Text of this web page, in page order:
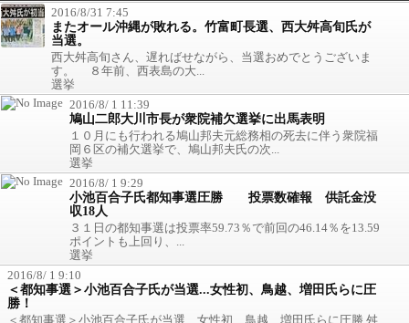
2016/8/31 7:45
またオール沖縄が敗れる。竹富町長選、西大舛高旬氏が
当選。
西大舛高旬さん、遅ればせながら、当選おめでとうございま
す。 ８年前、西表島の大...
選挙
2016/8/ 1 11:39
鳩山二郎大川市長が衆院補欠選挙に出馬表明
１０月にも行われる鳩山邦夫元総務相の死去に伴う衆院福
岡６区の補欠選挙で、鳩山邦夫氏の次...
選挙
2016/8/ 1 9:29
小池百合子氏都知事選圧勝 投票数確報 供託金没
収18人
３１日の都知事選は投票率59.73％で前回の46.14％を13.59
ポイントも上回り、...
選挙
2016/8/ 1 9:10
＜都知事選＞小池百合子氏が当選...女性初、鳥越、増田氏らに圧
勝！
＜都知事選＞小池百合子氏が当選…女性初、鳥越、増田氏らに圧勝 舛